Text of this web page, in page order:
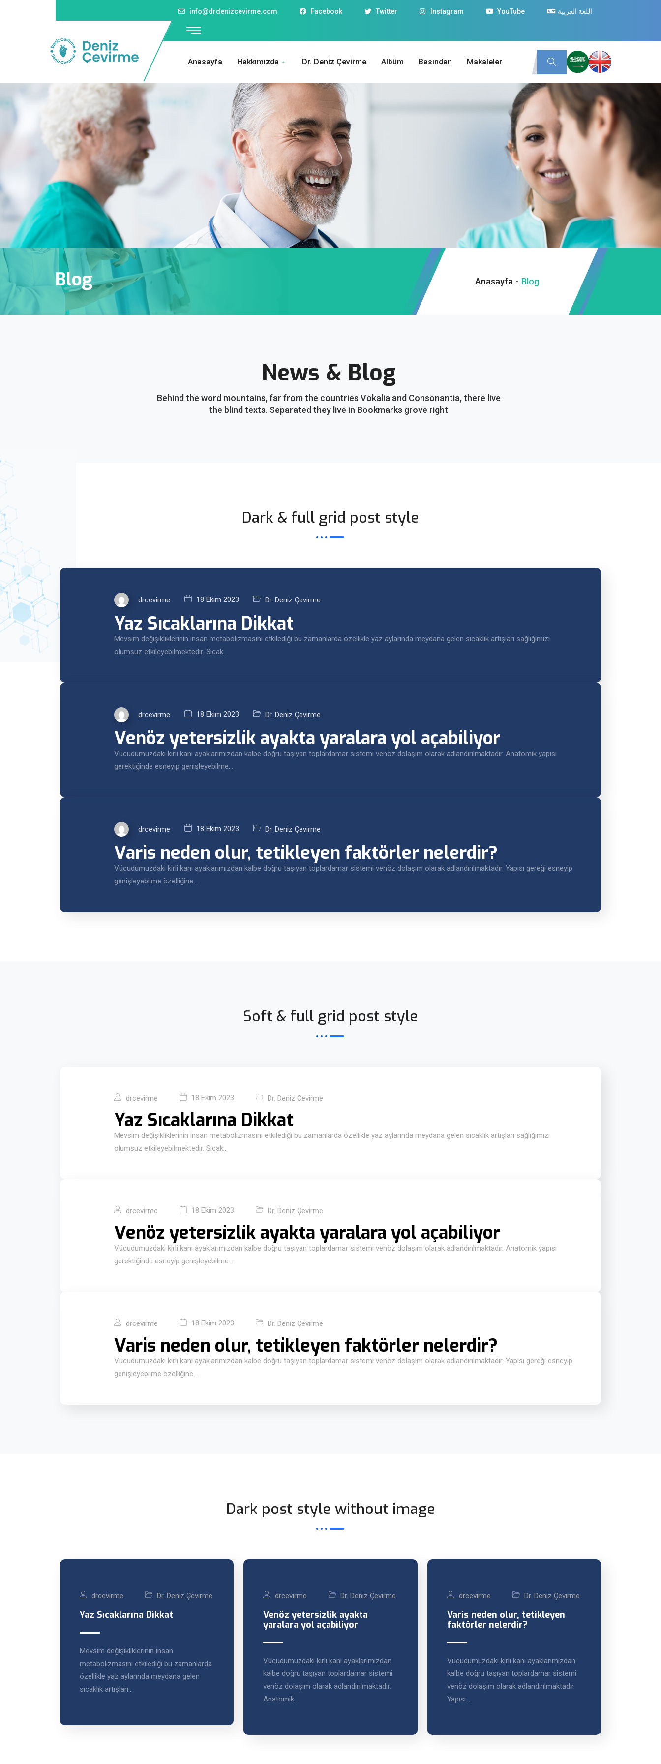
info@drdenizcevirme.com Facebook Twitter Instagram YouTube اللغة العربية
Anasayfa Hakkımızda Dr. Deniz Çevirme Albüm Basından Makaleler
Blog Anasayfa - Blog
News & Blog
Behind the word mountains, far from the countries Vokalia and Consonantia, there live
the blind texts. Separated they live in Bookmarks grove right
Dark & full grid post style
drcevirme 18 Ekim 2023 Dr. Deniz Çevirme
Yaz Sıcaklarına Dikkat
Mevsim değişikliklerinin insan metabolizmasını etkilediği bu zamanlarda özellikle yaz aylarında meydana gelen sıcaklık artışları sağlığımızı
olumsuz etkileyebilmektedir. Sıcak…
drcevirme 18 Ekim 2023 Dr. Deniz Çevirme
Venöz yetersizlik ayakta yaralara yol açabiliyor
Vücudumuzdaki kirli kanı ayaklarımızdan kalbe doğru taşıyan toplardamar sistemi venöz dolaşım olarak adlandırılmaktadır. Anatomik yapısı
gerektiğinde esneyip genişleyebilme…
drcevirme 18 Ekim 2023 Dr. Deniz Çevirme
Varis neden olur, tetikleyen faktörler nelerdir?
Vücudumuzdaki kirli kanı ayaklarımızdan kalbe doğru taşıyan toplardamar sistemi venöz dolaşım olarak adlandırılmaktadır. Yapısı gereği esneyip
genişleyebilme özelliğine…
Soft & full grid post style
drcevirme 18 Ekim 2023 Dr. Deniz Çevirme
Yaz Sıcaklarına Dikkat
Mevsim değişikliklerinin insan metabolizmasını etkilediği bu zamanlarda özellikle yaz aylarında meydana gelen sıcaklık artışları sağlığımızı
olumsuz etkileyebilmektedir. Sıcak…
drcevirme 18 Ekim 2023 Dr. Deniz Çevirme
Venöz yetersizlik ayakta yaralara yol açabiliyor
Vücudumuzdaki kirli kanı ayaklarımızdan kalbe doğru taşıyan toplardamar sistemi venöz dolaşım olarak adlandırılmaktadır. Anatomik yapısı
gerektiğinde esneyip genişleyebilme…
drcevirme 18 Ekim 2023 Dr. Deniz Çevirme
Varis neden olur, tetikleyen faktörler nelerdir?
Vücudumuzdaki kirli kanı ayaklarımızdan kalbe doğru taşıyan toplardamar sistemi venöz dolaşım olarak adlandırılmaktadır. Yapısı gereği esneyip
genişleyebilme özelliğine…
Dark post style without image
drcevirme Dr. Deniz Çevirme
Yaz Sıcaklarına Dikkat
Mevsim değişikliklerinin insan
metabolizmasını etkilediği bu zamanlarda
özellikle yaz aylarında meydana gelen
sıcaklık artışları…
drcevirme Dr. Deniz Çevirme
Venöz yetersizlik ayakta
yaralara yol açabiliyor
Vücudumuzdaki kirli kanı ayaklarımızdan
kalbe doğru taşıyan toplardamar sistemi
venöz dolaşım olarak adlandırılmaktadır.
Anatomik…
drcevirme Dr. Deniz Çevirme
Varis neden olur, tetikleyen
faktörler nelerdir?
Vücudumuzdaki kirli kanı ayaklarımızdan
kalbe doğru taşıyan toplardamar sistemi
venöz dolaşım olarak adlandırılmaktadır.
Yapısı…